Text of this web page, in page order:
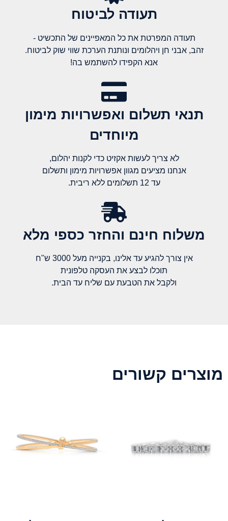
תעודה לביטוח
תעודה המפרטת את כל המאפיינים של התכשיט -
זהב, אבני חן ויהלומים ונותנת הערכת שווי שוק לביטוח.
אנא הקפידו להשתמש בה!
תנאי תשלום ואפשרויות מימון
מיוחדים
לא צריך לעשות אקזיט כדי לקנות יהלום,
אנחנו מציעים מגוון אפשרויות מימון ותשלום
עד 12 תשלומים ללא ריבית.
משלוח חינם והחזר כספי מלא​
אין צורך להגיע עד אלינו, בקנייה מעל 3000 ש"ח
תוכלו לבצע את העסקה טלפונית
ולקבל את הטבעת עם שליח עד הבית.
מוצרים קשורים